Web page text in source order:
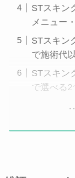
STスキン
メニュー
STスキン
で施術代
STスキン
で選べる2